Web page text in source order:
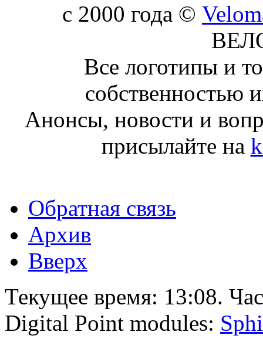
c 2000 года ©
Все логотипы и
собственностью
Анонсы, новости и
присылайте на
Обратная связь
Архив
Вверх
Текущее время: 13:08.
Digital Point modules: